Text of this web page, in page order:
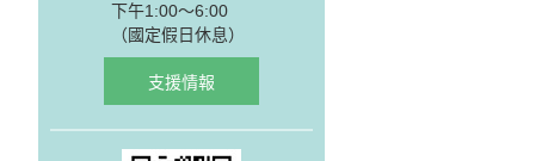
下午1:00～6:00
（國定假日休息）
支援情報